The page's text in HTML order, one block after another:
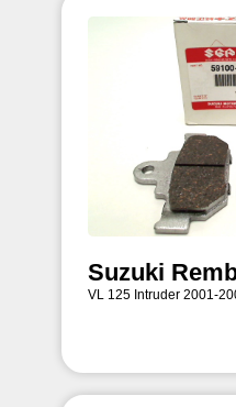
Suzuki
VL 125 Intruder 2001-